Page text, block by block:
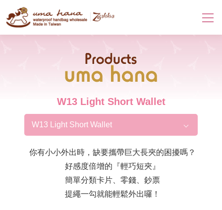
Products
W13 Light Short Wallet
W13 Light Short Wallet
你有小小外出時，缺要攜帶巨大長夾的困擾嗎？
好感度倍增的『輕巧短夾』
簡單分類卡片、零錢、鈔票
提繩一勾就能輕鬆外出囉！